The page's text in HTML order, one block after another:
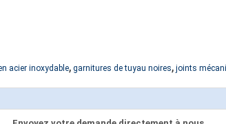
acier inoxydable, garnitures de tuyau noires, joints